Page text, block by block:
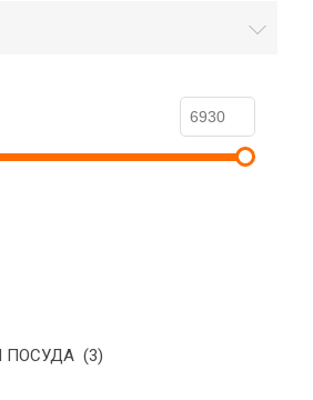
ПОСУДА (3)